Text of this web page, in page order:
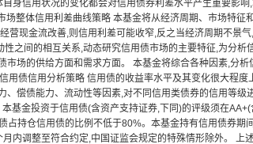
身信用状况的变化都会对信用债券利差水平产生重要影
整体信用利差曲线策略 本基金将从经济周期、市场特征
营现金流改善,则信用利差可能收窄,反之当经济周期不景
之间的相互关系,动态研究信用债市场的主要特征,为分析
场的供给方面和需求方面。 本基金将综合各种因素,分
用债信用分析策略 信用债的收益率水平及其变化很大程度
偿债能力、流动性等因素,对不同信用类债券的信用等级
基金投资于信用债(含资产支持证券,下同)的评级须在
持仓信用债的比例不低于80%。本基金持有信用债券期
内调整至符合约定,中国证监会规定的特殊情形除外。 上